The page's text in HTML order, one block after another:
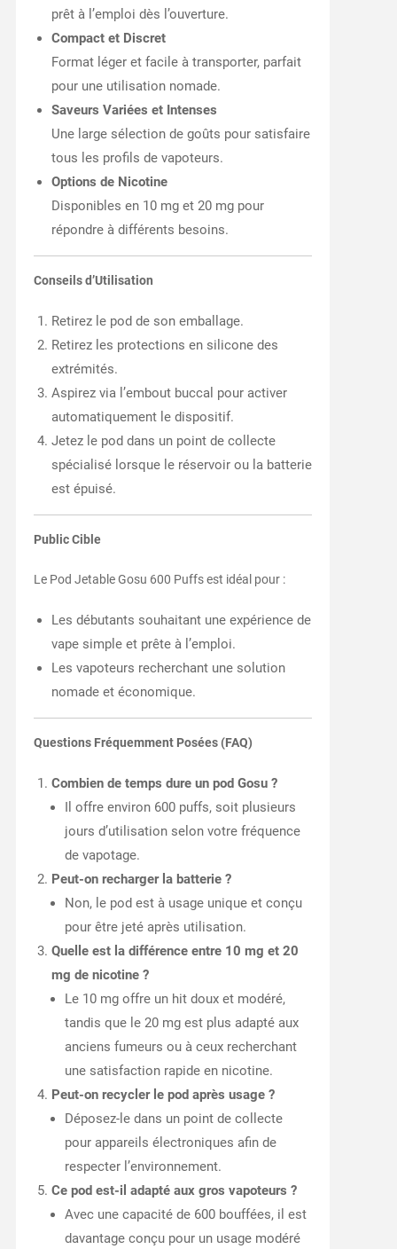
prêt à l’emploi dès l’ouverture.
Compact et Discret
Format léger et facile à transporter, parfait
pour une utilisation nomade.
Saveurs Variées et Intenses
Une large sélection de goûts pour satisfaire
tous les profils de vapoteurs.
Options de Nicotine
Disponibles en 10 mg et 20 mg pour
répondre à différents besoins.
Conseils d’Utilisation
Retirez le pod de son emballage.
Retirez les protections en silicone des
extrémités.
Aspirez via l’embout buccal pour activer
automatiquement le dispositif.
Jetez le pod dans un point de collecte
spécialisé lorsque le réservoir ou la batterie
est épuisé.
Public Cible
Le Pod Jetable Gosu 600 Puffs est idéal pour :
Les débutants souhaitant une expérience de
vape simple et prête à l’emploi.
Les vapoteurs recherchant une solution
nomade et économique.
Questions Fréquemment Posées (FAQ)
Combien de temps dure un pod Gosu ?
Il offre environ 600 puffs, soit plusieurs
jours d’utilisation selon votre fréquence
de vapotage.
Peut-on recharger la batterie ?
Non, le pod est à usage unique et conçu
pour être jeté après utilisation.
Quelle est la différence entre 10 mg et 20
mg de nicotine ?
Le 10 mg offre un hit doux et modéré,
tandis que le 20 mg est plus adapté aux
anciens fumeurs ou à ceux recherchant
une satisfaction rapide en nicotine.
Peut-on recycler le pod après usage ?
Déposez-le dans un point de collecte
pour appareils électroniques afin de
respecter l’environnement.
Ce pod est-il adapté aux gros vapoteurs ?
Avec une capacité de 600 bouffées, il est
davantage conçu pour un usage modéré